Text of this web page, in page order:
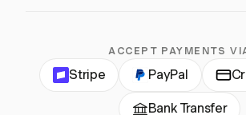
ACCEPT PAYMENTS
Stripe PayPal
Bank Transfer